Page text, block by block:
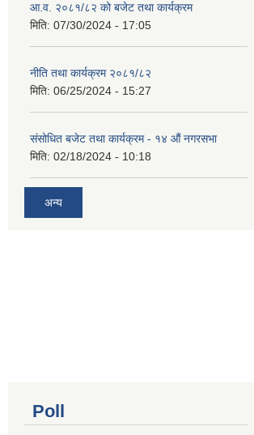
आ.व. २०८१/८२ को बजेट तथा कार्यक्रम
मिति: 07/30/2024 - 17:05
नीति तथा कार्यक्रम २०८१/८२
मिति: 06/25/2024 - 15:27
संसोधित बजेट तथा कार्यक्रम - १४ औं नगरसभा
मिति: 02/18/2024 - 10:18
अन्य
Poll